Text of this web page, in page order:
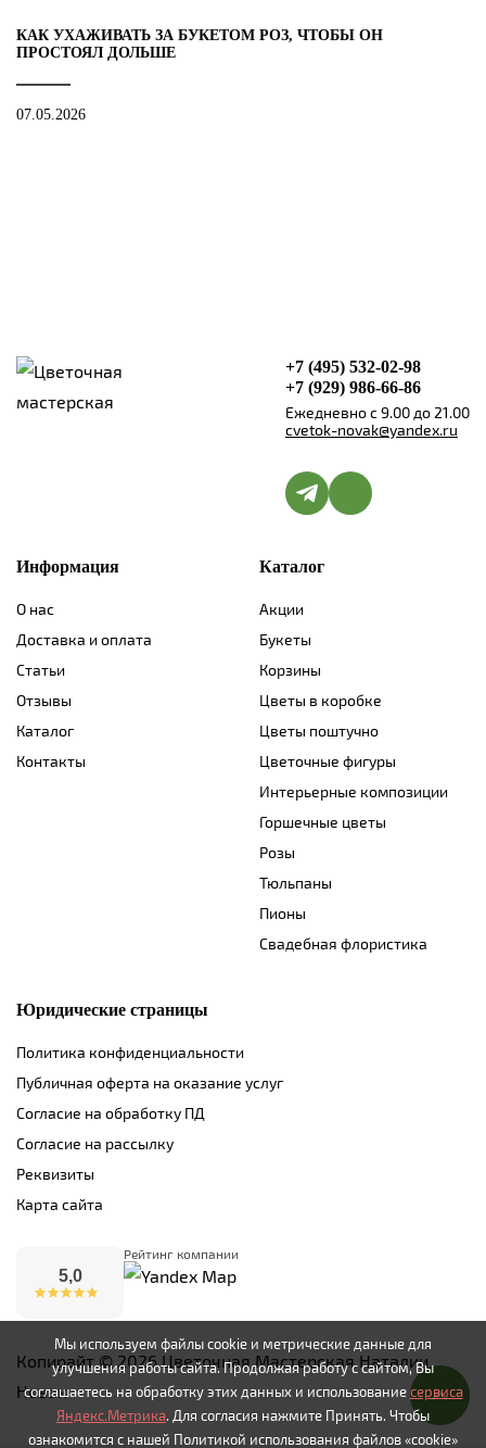
КАК УХАЖИВАТЬ ЗА БУКЕТОМ РОЗ, ЧТОБЫ ОН
ПРОСТОЯЛ ДОЛЬШЕ
07.05.2026
+7 (495) 532-02-98
+7 (929) 986-66-86
Ежедневно с 9.00 до 21.00
cvetok-novak@yandex.ru
Информация
О нас
Доставка и оплата
Статьи
Отзывы
Каталог
Контакты
Каталог
Акции
Букеты
Корзины
Цветы в коробке
Цветы поштучно
Цветочные фигуры
Интерьерные композиции
Горшечные цветы
Розы
Тюльпаны
Пионы
Свадебная флористика
Юридические страницы
Политика конфиденциальности
Публичная оферта на оказание услуг
Согласие на обработку ПД
Согласие на рассылку
Реквизиты
Карта сайта
5,0
Рейтинг компании
Копирайт © 2026 Цветочная Мастерская Наталии
Новак
Мы используем файлы cookie и метрические данные для
улучшения работы сайта. Продолжая работу с сайтом, Вы
соглашаетесь на обработку этих данных и использованиесервиса
Яндекс.Метрика. Для согласия нажмите Принять. Чтобы
ознакомится с нашей Политикой использования файлов «cookie»